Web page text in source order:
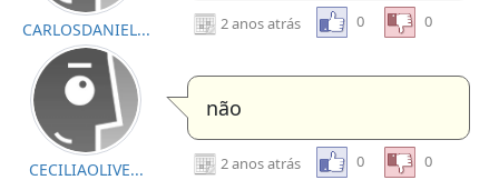
CARLOSDANIEL... 2 anos atrás 0 0
CECILIAOLIVE...
não
2 anos atrás 0 0